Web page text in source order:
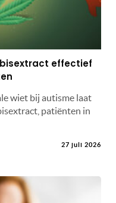
effectief
wiet bij autisme laat
patiënten in
27 juli 2026